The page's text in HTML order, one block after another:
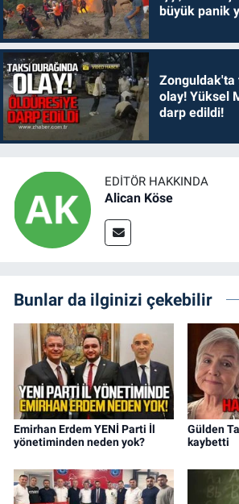
büyük panik
Zonguldak'ta
olay! Yüksel
darp edildi!
EDITÖR HAKKINDA
Alican Köse
Bunlar da ilginizi çekebilir
Emirhan Erdem YENİ Parti İl
yönetiminden neden yok?
Gülden
kaybetti